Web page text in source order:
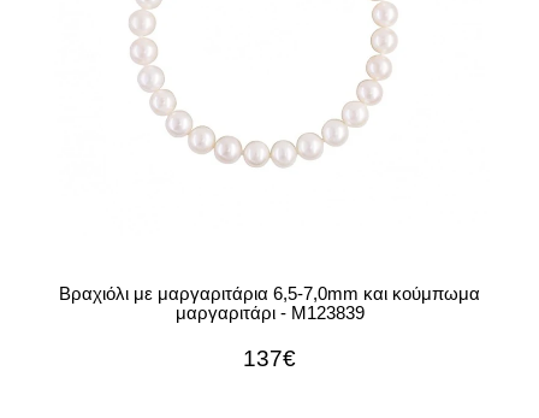
Βραχιόλι με μαργαριτάρια 6,5-7,0mm και κούμπωμα
μαργαριτάρι - M123839
137€